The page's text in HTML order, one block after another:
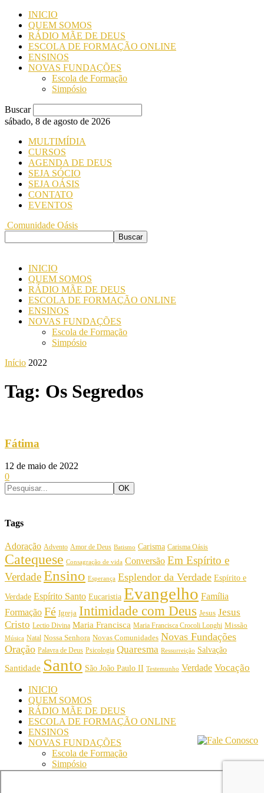
INICIO
QUEM SOMOS
RÁDIO MÃE DE DEUS
ESCOLA DE FORMAÇÃO ONLINE
ENSINOS
NOVAS FUNDAÇÕES
Escola de Formação
Simpósio
Buscar
sábado, 8 de agosto de 2026
MULTIMÍDIA
CURSOS
AGENDA DE DEUS
SEJA SÓCIO
SEJA OÁSIS
CONTATO
EVENTOS
Comunidade Oásis
INICIO
QUEM SOMOS
RÁDIO MÃE DE DEUS
ESCOLA DE FORMAÇÃO ONLINE
ENSINOS
NOVAS FUNDAÇÕES
Escola de Formação
Simpósio
Início 2022
Tag: Os Segredos
Fátima
12 de maio de 2022
0
Tags
Adoração Advento Amor de Deus Batismo Carisma Carisma Oásis
Catequese Consagração de vida Conversão Em Espírito e
VerdadeEnsino Esperança Esplendor da Verdade Espírito e
Verdade Espírito Santo Eucaristia Evangelho Família
Formação Fé Igreja Intimidade com Deus Jesus Jesus
Cristo Lectio Divina Maria Francisca Maria Francisca Crocoli Longhi Missão
Música Natal Nossa Senhora Novas Comunidades Novas Fundações
Oração Palavra de Deus Psicologia Quaresma Ressurreição Salvação
Santidade Santo São João Paulo II Testemunho Verdade Vocação
INICIO
QUEM SOMOS
RÁDIO MÃE DE DEUS
ESCOLA DE FORMAÇÃO ONLINE
ENSINOS
NOVAS FUNDAÇÕES
Escola de Formação
Simpósio